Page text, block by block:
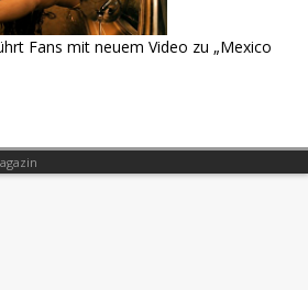
Fans mit neuem Video zu „Mexico